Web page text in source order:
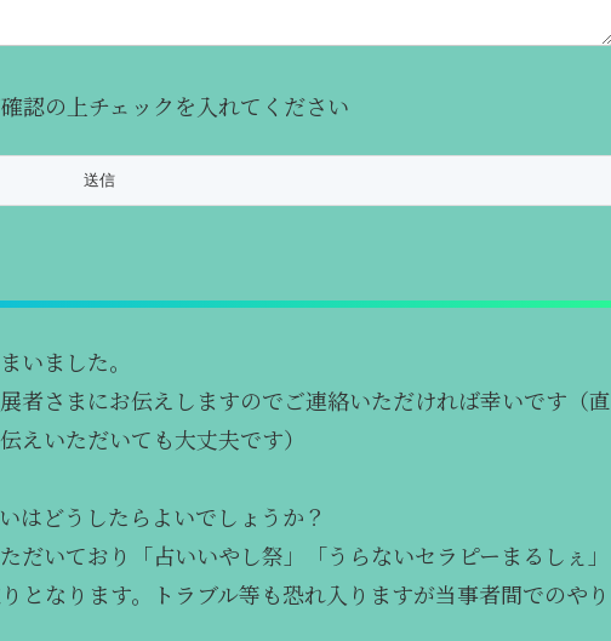
認の上チェックを入れてください
いました。
者さまにお伝えしますのでご連絡いただければ幸いです（直
えいただいても大丈夫です）
はどうしたらよいでしょうか？
だいており「占いいやし祭」「うらないセラピーまるしぇ」
となります。トラブル等も恐れ入りますが当事者間でのやり